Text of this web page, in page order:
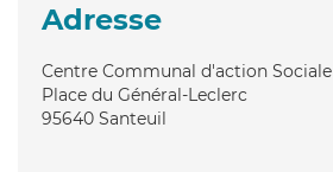
Adresse
Centre Communal d'action Sociale
Place du Général-Leclerc
95640 Santeuil